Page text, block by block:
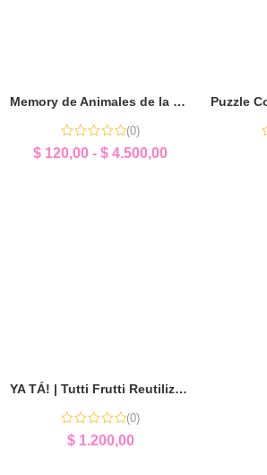
Memory de Animales de la Granja | Sorpresita Educativa
(0)
$ 120,00 - $ 4.500,00
YA TÁ! | Tutti Frutti Reutilizable y Didáctico para Niños
(0)
$1.200,00